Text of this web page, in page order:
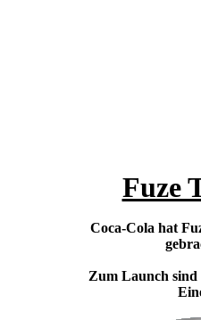
Fuze
Coca-Cola hat
Zum Launch sind